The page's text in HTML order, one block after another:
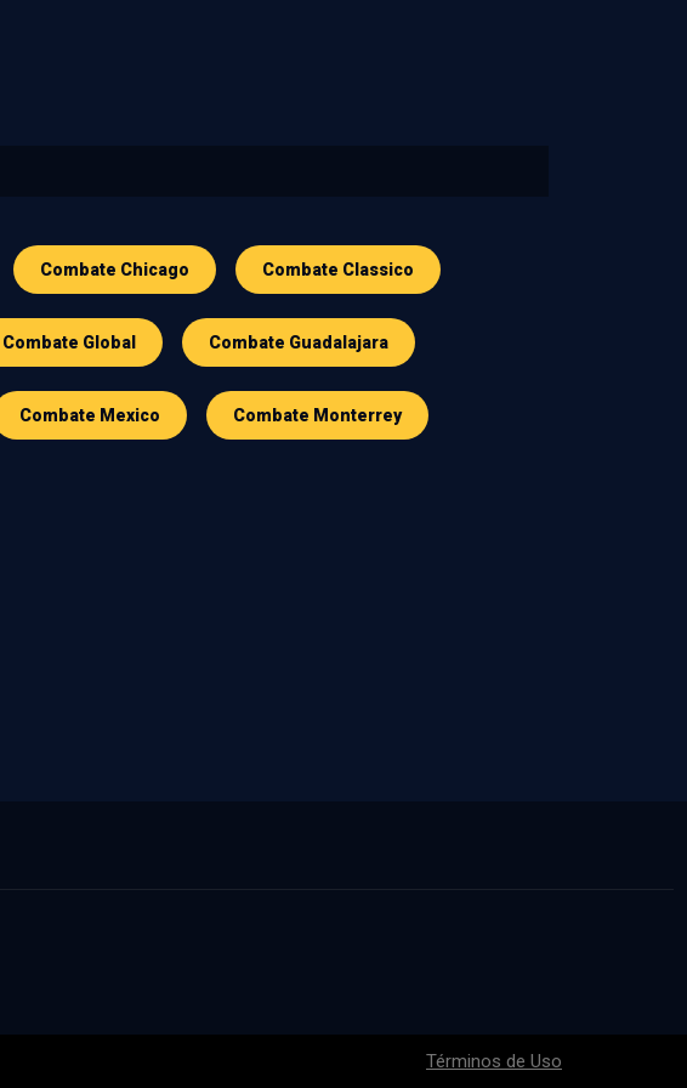
Combate Chicago Combate Classico
Combate Global Combate Guadalajara
Combate Mexico Combate Monterrey
Términos de Uso